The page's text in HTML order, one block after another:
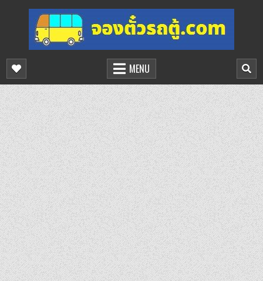
content
จองตั๋วรถตู้ออนไลน์
บริการจองตั๋วรถตู้ออนไลน์
MENU